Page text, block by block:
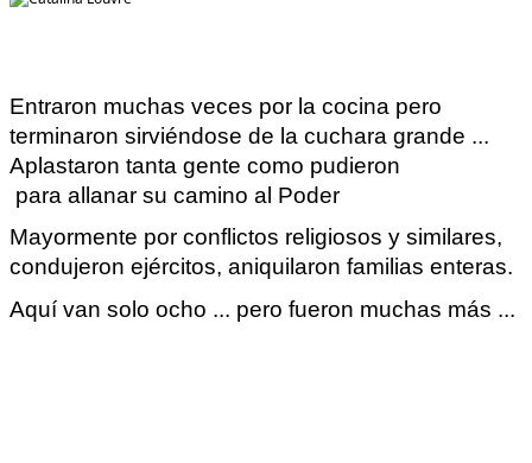
Entraron muchas veces por la cocina pero
terminaron sirviéndose de la cuchara grande ...
Aplastaron tanta gente como pudieron
para allanar su camino al Poder
Mayormente por conflictos religiosos y similares,
condujeron ejércitos, aniquilaron familias enteras.
Aquí van solo ocho ... pero fueron muchas más ...